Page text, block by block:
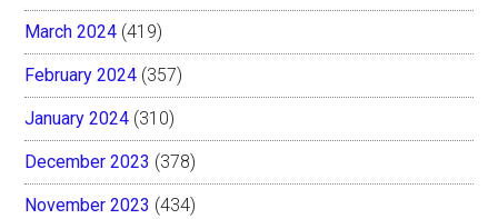
March 2024 (419)
February 2024 (357)
January 2024 (310)
December 2023 (378)
November 2023 (434)